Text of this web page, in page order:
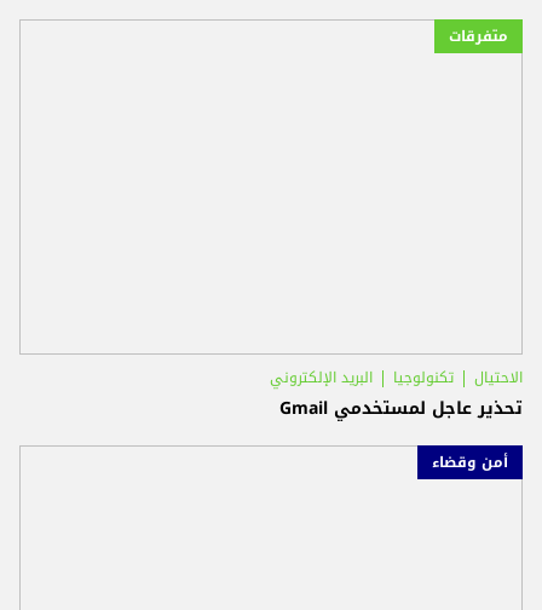
متفرقات
الاحتيال تكنولوجيا البريد الإلكتروني
تحذير عاجل لمستخدمي Gmail
أمن وقضاء